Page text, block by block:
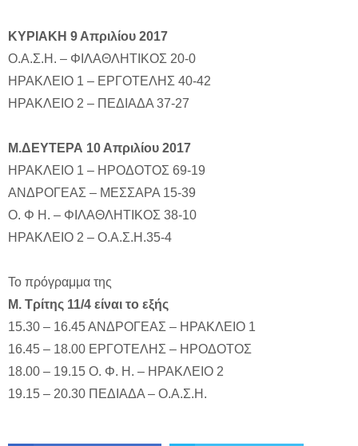
ΚΥΡΙΑΚΗ 9 Απριλίου 2017
Ο.Α.Σ.Η. – ΦΙΛΑΘΛΗΤΙΚΟΣ 20-0
ΗΡΑΚΛΕΙΟ 1 – ΕΡΓΟΤΕΛΗΣ 40-42
ΗΡΑΚΛΕΙΟ 2 – ΠΕΔΙΑΔΑ 37-27
Μ.ΔΕΥΤΕΡΑ 10 Απριλίου 2017
ΗΡΑΚΛΕΙΟ 1 – ΗΡΟΔΟΤΟΣ 69-19
ΑΝΔΡΟΓΕΑΣ – ΜΕΣΣΑΡΑ 15-39
Ο. Φ Η. – ΦΙΛΑΘΛΗΤΙΚΟΣ 38-10
ΗΡΑΚΛΕΙΟ 2 – Ο.Α.Σ.Η.35-4
Το πρόγραμμα της
Μ. Τρίτης 11/4 είναι το εξής
15.30 – 16.45ΑΝΔΡΟΓΕΑΣ – ΗΡΑΚΛΕΙΟ 1
16.45 – 18.00 ΕΡΓΟΤΕΛΗΣ – ΗΡΟΔΟΤΟΣ
18.00 – 19.15 Ο. Φ. Η. – ΗΡΑΚΛΕΙΟ 2
19.15 – 20.30 ΠΕΔΙΑΔΑ – Ο.Α.Σ.Η.